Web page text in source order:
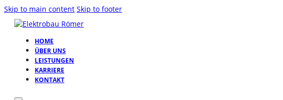
Skip to main content Skip to footer
HOME
ÜBER UNS
LEISTUNGEN
KARRIERE
KONTAKT